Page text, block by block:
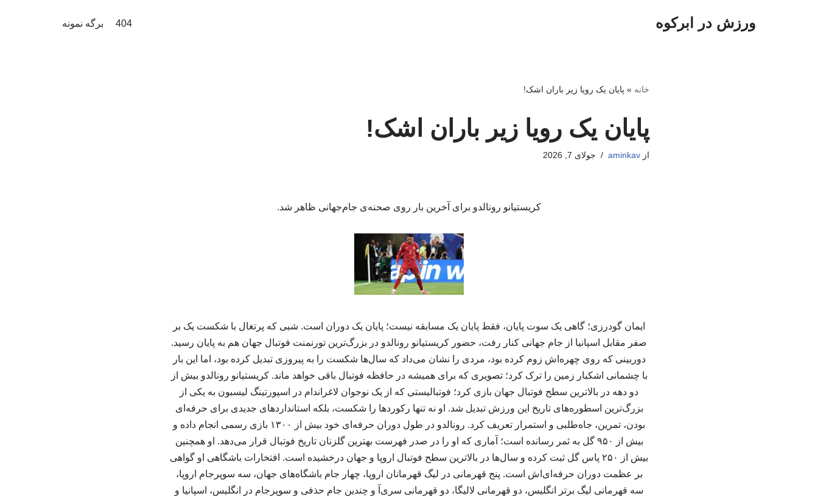
ورزش در ابرکوه 404 برگه نمونه
خانه » پایان یک رویا زیر باران اشک!
پایان یک رویا زیر باران اشک!
ازaminkav جولای 7, 2026
کریستیانو رونالدو برای آخرین بار روی صحنه‌ی جام‌جهانی ظاهر شد.
ایمان گودرزی؛ گاهی یک سوت پایان، فقط پایان یک مسابقه نیست؛ پایان یک دوران است. شبی که پرتغال با شکست یک بر
صفر مقابل اسپانیا از جام جهانی کنار رفت، حضور کریستیانو رونالدو در بزرگ‌ترین تورنمنت فوتبال جهان هم به پایان رسید.
دوربینی که روی چهره‌اش زوم کرده بود، مردی را نشان می‌داد که سال‌ها شکست را به پیروزی تبدیل کرده بود، اما این بار
با چشمانی اشکبار زمین را ترک کرد؛ تصویری که برای همیشه در حافظه فوتبال باقی خواهد ماند. کریستیانو رونالدو بیش از
دو دهه در بالاترین سطح فوتبال جهان بازی کرد؛ فوتبالیستی که از یک نوجوان لاغراندام در اسپورتینگ لیسبون به یکی از
بزرگ‌ترین اسطوره‌های تاریخ این ورزش تبدیل شد. او نه تنها رکوردها را شکست، بلکه استانداردهای جدیدی برای حرفه‌ای
بودن، تمرین، جاه‌طلبی و استمرار تعریف کرد. رونالدو در طول دوران حرفه‌ای خود بیش از ۱۳۰۰ بازی رسمی انجام داده و
بیش از ۹۵۰ گل به ثمر رسانده است؛ آماری که او را در صدر فهرست بهترین گلزنان تاریخ فوتبال قرار می‌دهد. او همچنین
بیش از ۲۵۰ پاس گل ثبت کرده و سال‌ها در بالاترین سطح فوتبال اروپا و جهان درخشیده است. افتخارات باشگاهی او گواهی
بر عظمت دوران حرفه‌ای‌اش است. پنج قهرمانی در لیگ قهرمانان اروپا، چهار جام باشگاه‌های جهان، سه سوپرجام اروپا،
سه قهرمانی لیگ برتر انگلیس، دو قهرمانی لالیگا، دو قهرمانی سری‌آ و چندین جام حذفی و سوپرجام در انگلیس، اسپانیا و